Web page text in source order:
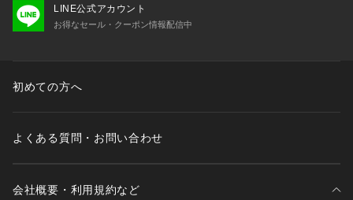
LINE公式アカウント
お得なセール・クーポン情報配信中
初めての方へ
よくある質問・お問い合わせ
会社概要・利用規約など